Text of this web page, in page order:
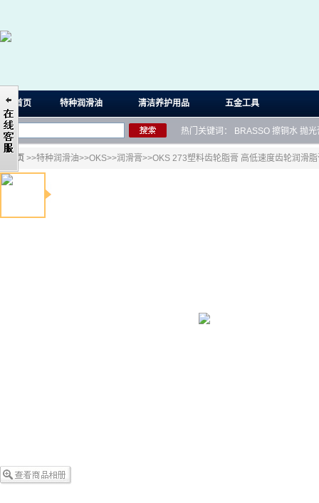
首页 特种润滑油 清洁养护用品 五金工具
热门关键词： BRASSO 擦铜水 抛光
首页 >>特种润滑油>>OKS>>润滑膏>>OKS 273塑料齿轮脂膏 高低速度齿轮润滑